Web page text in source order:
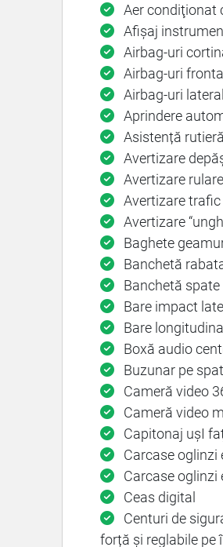
Aer condiţionat
Afișaj
Airbag-uri
Airbag-uri
Airbag-uri
Aprindere
Asistență
Avertizare
Avertizare
Avertizare
Avertizare
Baghete
Banchetă
Banchetă
Bare impact
Bare
Boxă audio
Buzunar pe
Cameră video
Cameră video
Capitonaj ușI
Carcase
Carcase oglinzi
Ceas digital
Centuri de
forță și reglabile pe